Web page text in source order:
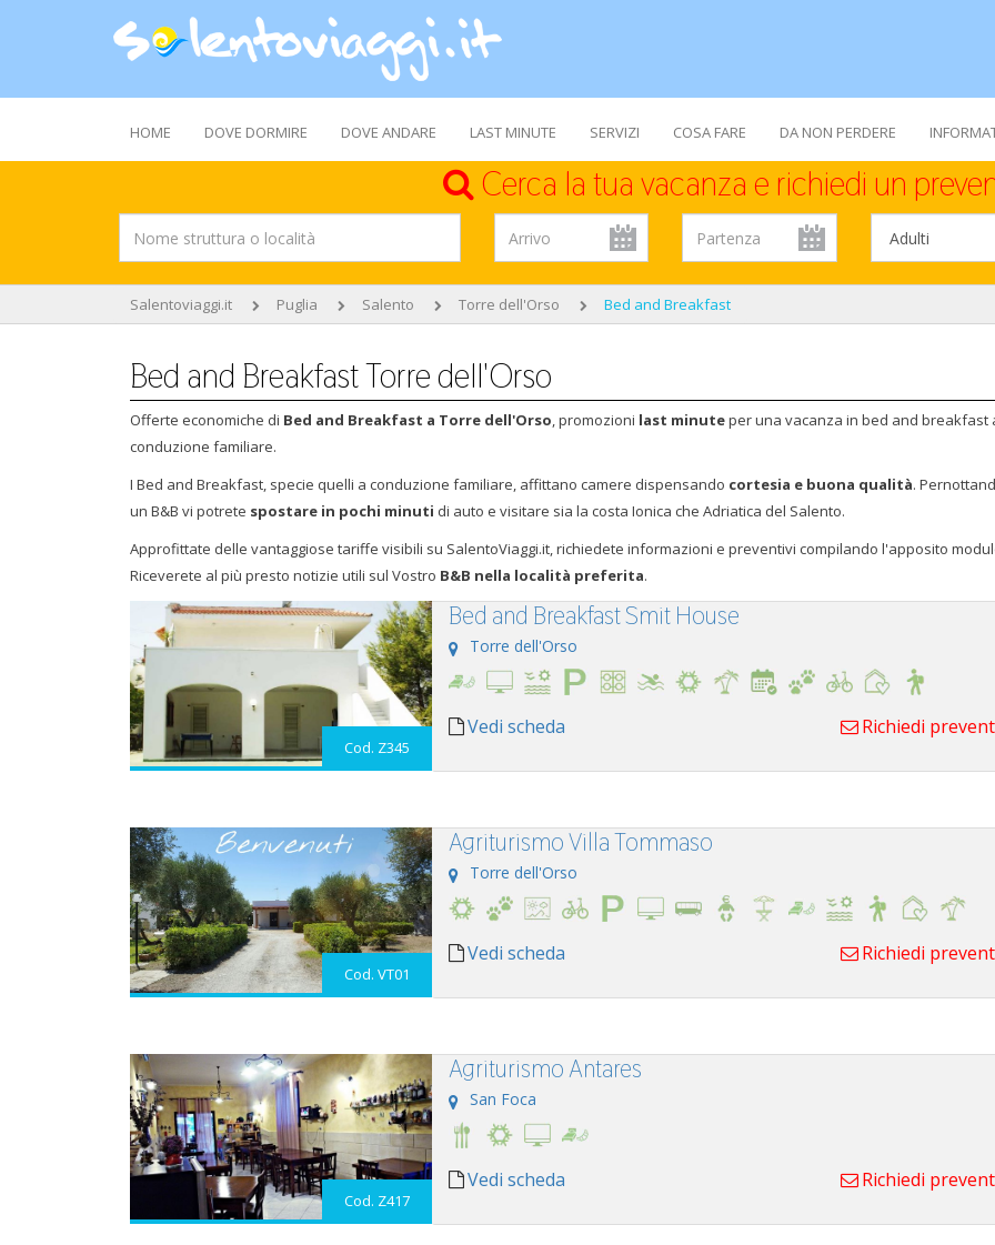
HOME DOVE DORMIRE DOVE ANDARE LAST MINUTE SERVIZI COSA FARE DA NON PERDERE
Cerca la tua vacanza e richiedi un
Salentoviaggi.it Puglia Salento Torre dell'Orso Bed and Breakfast
Bed and Breakfast Torre dell'Orso
Offerte economiche di Bed and Breakfast a Torre dell'Orso, promozioni last minuteper una vacanza in bed and breakfast
conduzione familiare.
I Bed and Breakfast, specie quelli a conduzione familiare, affittano camere dispensando cortesia e buona qualità.
un B&B vi potrete spostare in pochi minuti di auto e visitare sia la costa Ionica che Adriatica del Salento.
Approfittate delle vantaggiose tariffe visibili su SalentoViaggi.it, richiedete informazioni e preventivi compilando l'apposito
Riceverete al più presto notizie utili sul Vostro B&B nella località preferita.
Cod. Z345
Bed and Breakfast Smit House
Torre dell'Orso
Vedi scheda Richiedi
Cod. VT01
Agriturismo Villa Tommaso
Torre dell'Orso
Vedi scheda Richiedi
Cod. Z417
Agriturismo Antares
San Foca
Vedi scheda Richiedi